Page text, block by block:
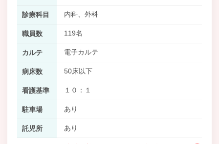
診療科目 内科、外科
職員数 119名
カルテ 電子カルテ
病床数 50床以下
看護基準 １０：１
駐車場 あり
託児所 あり